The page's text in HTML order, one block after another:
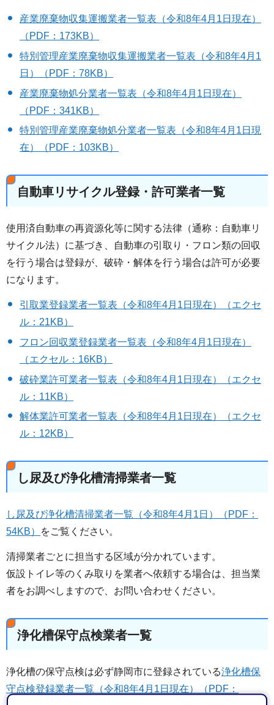
産業廃棄物収集運搬業者一覧表（令和8年4月1日現在）
（PDF：173KB）
特別管理産業廃棄物収集運搬業者一覧表（令和8年4月1
日）（PDF：78KB）
産業廃棄物処分業者一覧表（令和8年4月1日現在）
（PDF：341KB）
特別管理産業廃棄物処分業者一覧表（令和8年4月1日現
在）（PDF：103KB）
自動車リサイクル登録・許可業者一覧
使用済自動車の再資源化等に関する法律（通称：自動車リ
サイクル法）に基づき、自動車の引取り・フロン類の回収
を行う場合は登録が、破砕・解体を行う場合は許可が必要
になります。
引取業登録業者一覧表（令和8年4月1日現在）（エクセ
ル：21KB）
フロン回収業登録業者一覧表（令和8年4月1日現在）
（エクセル：16KB）
破砕業許可業者一覧表（令和8年4月1日現在）（エクセ
ル：11KB）
解体業許可業者一覧表（令和8年4月1日現在）（エクセ
ル：12KB）
し尿及び浄化槽清掃業者一覧
し尿及び浄化槽清掃業者一覧（令和8年4月1日）（PDF：
54KB）
をご覧ください。
清掃業者ごとに担当する区域が分かれています。
仮設トイレ等のくみ取りを業者へ依頼する場合は、担当業
者をお調べしますので、お問い合わせください。
浄化槽保守点検業者一覧
浄化槽の保守点検は必ず静岡市に登録されている浄化槽保
守点検登録業者一覧（令和8年4月1日現在）（PDF：